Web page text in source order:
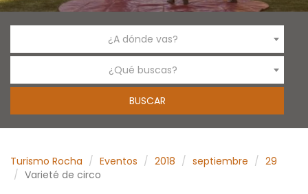
¿A dónde vas?
¿Qué buscas?
Turismo Rocha Eventos 2018 septiembre
29
Varieté de circo